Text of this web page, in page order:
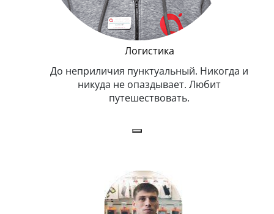
Логистика
До неприличия пунктуальный. Никогда и
никуда не опаздывает. Любит
путешествовать.